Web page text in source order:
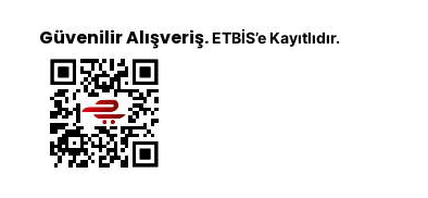
Güvenilir Alışveriş.ETBİS’e Kayıtlıdır.